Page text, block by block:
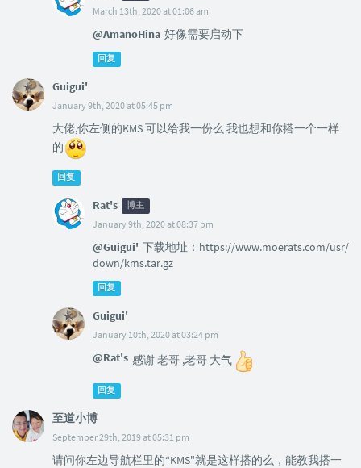
March 13th, 2020 at 01:06 am
@AmanoHina 好像需要启动下
回复
Guigui'
January 9th, 2020 at 05:45 pm
大佬,你左侧的KMS 可以给我一份么 我也想和你搭一个一样
的
回复
Rat's 博主
January 9th, 2020 at 08:37 pm
@Guigui' 下载地址：https://www.moerats.com/usr/
down/kms.tar.gz
回复
Guigui'
January 10th, 2020 at 03:24 pm
@Rat's 感谢 老哥 ,老哥 大气
回复
至道小博
September 29th, 2019 at 05:31 pm
请问你左边导航栏里的“KMS"就是这样搭的么，能教我搭一